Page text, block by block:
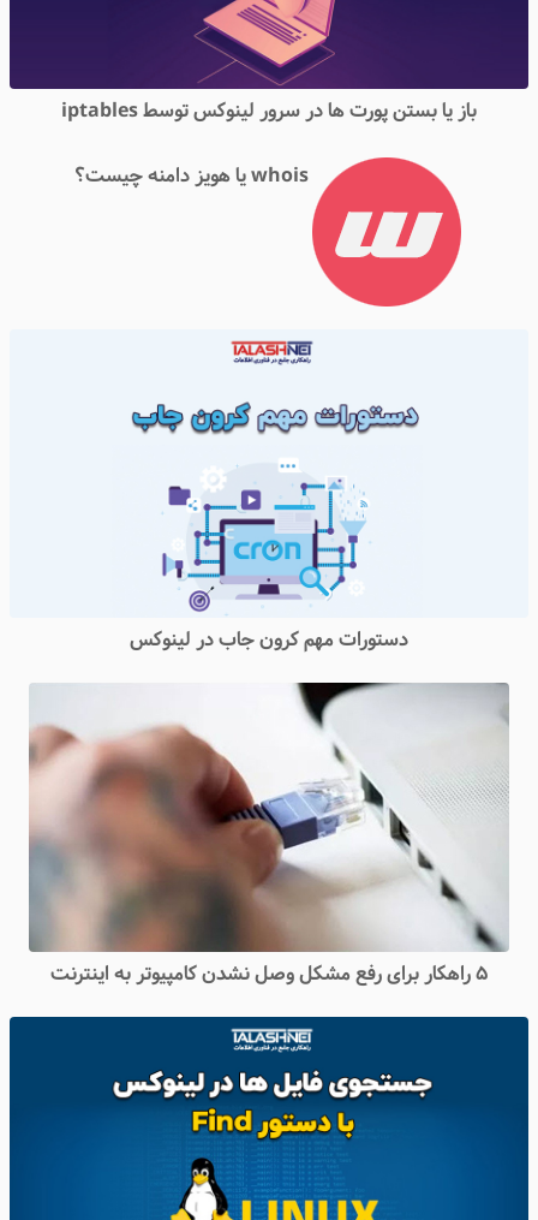
باز یا بستن پورت ها در سرور لینوکس توسط iptables
whois یا هویز دامنه چیست؟
دستورات مهم کرون جاب در لینوکس